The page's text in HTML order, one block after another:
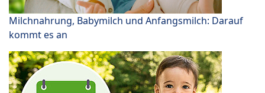
Milchnahrung, Babymilch und Anfangsmilch: Darauf
kommt es an